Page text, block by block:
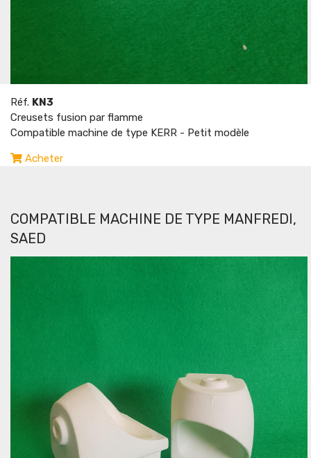
Réf. KN3
Creusets fusion par flamme
Compatible machine de type KERR - Petit modèle
Acheter
COMPATIBLE MACHINE DE TYPE MANFREDI,
SAED